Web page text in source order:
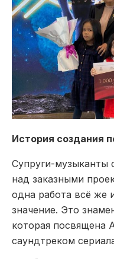
История создания
Супруги-музыканты
над заказными
одна работа всё же
значение. Это
которая посвящена
саундтреком